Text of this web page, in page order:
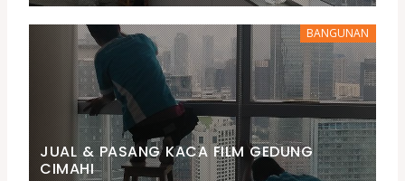
BANGUNAN
JUAL & PASANG KACA FILM GEDUNG
CIMAHI